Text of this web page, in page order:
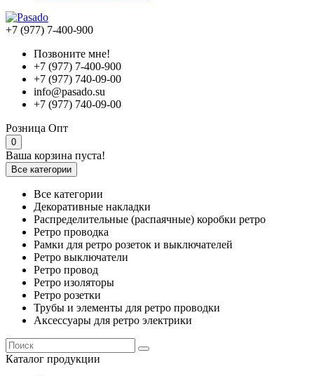
+7 (977) 7-400-900
Позвоните мне!
+7 (977) 7-400-900
+7 (977) 740-09-00
info@pasado.su
+7 (977) 740-09-00
Розница Опт
0
Ваша корзина пуста!
Все категории
Все категории
Декоративные накладки
Распределительные (распаячные) коробки ретро
Ретро проводка
Рамки для ретро розеток и выключателей
Ретро выключатели
Ретро провод
Ретро изоляторы
Ретро розетки
Трубы и элементы для ретро проводки
Аксессуары для ретро электрики
Каталог продукции